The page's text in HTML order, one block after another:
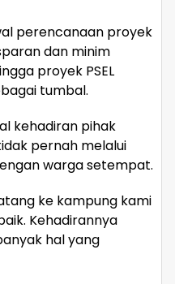
perencanaan proyek
dan minim
proyek PSEL
tumbal.
kehadiran pihak
pernah melalui
warga setempat.
ke kampung kami
Kehadirannya
hal yang